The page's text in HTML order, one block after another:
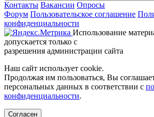
Контакты Вакансии Опросы
Форум Пользовательское соглашение
конфиденциальности
Использование
допускается только с
разрешения администрации сайта
Наш сайт использует cookie.
Продолжая им пользоваться, Вы
персональных данных в соответствии с
конфиденциальности.
Согласен